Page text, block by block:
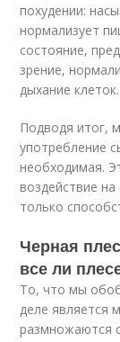
похудении:
нормализует
состояние,
зрение,
дыхание клеток.
Подводя итог,
употребление
необходимая.
воздействие
только
Черная
все ли
То, что мы
деле является
размножаются